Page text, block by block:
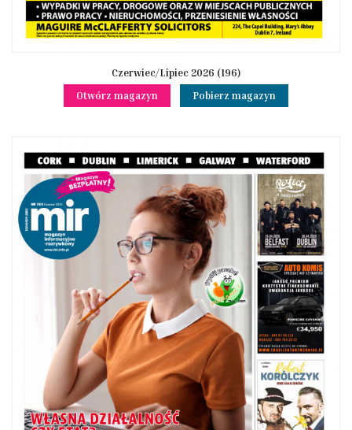
Czerwiec/Lipiec 2026 (196)
Otwórz magazyn
Pobierz magazyn